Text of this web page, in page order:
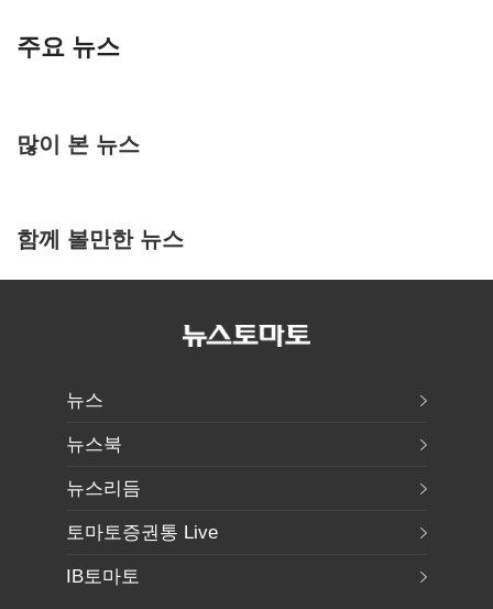
주요 뉴스
많이 본 뉴스
함께 볼만한 뉴스
뉴스
뉴스북
뉴스리듬
토마토증권통 Live
IB토마토